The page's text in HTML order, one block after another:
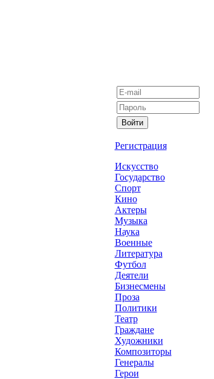
Регистрация
Искусство
Государство
Спорт
Кино
Актеры
Музыка
Наука
Военные
Литература
Футбол
Деятели
Бизнесмены
Проза
Политики
Театр
Граждане
Художники
Композиторы
Генералы
Герои